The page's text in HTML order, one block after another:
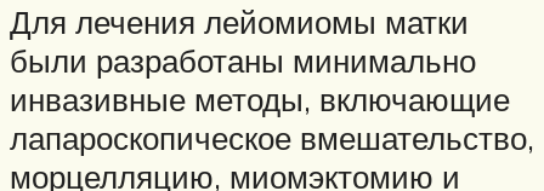
Для лечения лейомиомы матки
были разработаны минимально
инвазивные методы, включающие
лапароскопическое вмешательство,
морцелляцию, миомэктомию и